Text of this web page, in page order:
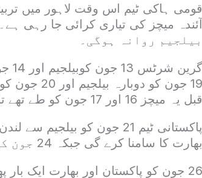
قومی ہاکی ٹیم اس وقت لاہور میں
بیلجیم روانہ ہوگی۔
19 جون کو
قبل یہ میچز 16 اور 17 جون کو طے تھے تاہم شیڈول میں تبدیلی کردی گئی۔
بھارت کا سامنا کرے گی جبکہ 24 جون کو انگلینڈ کے خلاف میچ ہوگا۔